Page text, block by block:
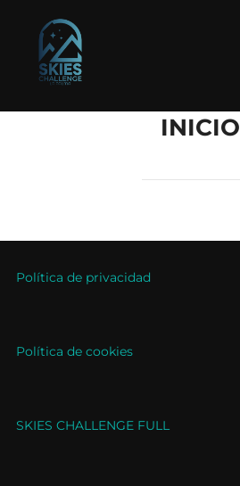
INICIO
Política de privacidad
Política de cookies
SKIES CHALLENGE FULL